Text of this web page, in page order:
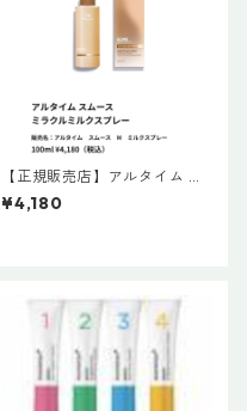
【正規販売店】アルタイム ス
ムース ミラクルミルクスプレ
ー （販売名：アルタイム ス
¥4,180